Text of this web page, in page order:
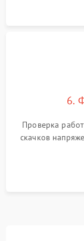
6.
Проверка
скачков
времени